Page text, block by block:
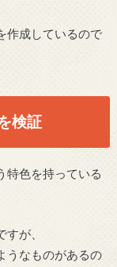
作成しているので
検証
特色を持っている
が、
うなものがあるの